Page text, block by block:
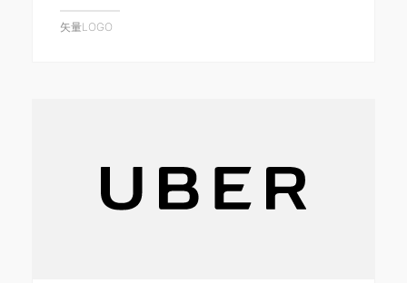
矢量LOGO